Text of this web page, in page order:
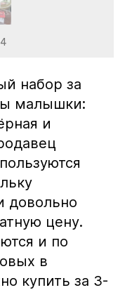
набор за
малышки:
и
довольно
цену.
и по
в
купить за 3-